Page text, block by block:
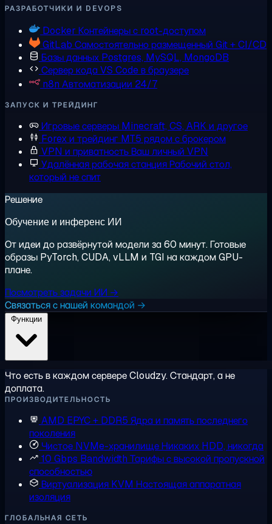
РАЗРАБОТЧИКИ И DEVOPS
Docker Контейнеры с root-доступом
GitLab Самостоятельно размещенный Git + CI/CD
Базы данных Postgres, MySQL, MongoDB
Сервер кодаVS Code в браузере
n8n Автоматизации 24/7
ЗАПУСК И ТРЕЙДИНГ
Игровые серверы Minecraft, CS, ARK и другое
Forex и трейдинг MT5 рядом с брокером
VPN и приватностьВаш личный VPN
Удалённая рабочая станцияРабочий стол,
который не спит
Решение
Обучение и инференс ИИ
От идеи до развёрнутой модели за 60 минут. Готовые
образы PyTorch, CUDA, vLLM и TGI на каждом GPU-
плане.
Посмотреть задачи ИИ →
Связаться с нашей командой →
Что есть в каждом сервере Cloudzy. Стандарт, а не
доплата.
ПРОИЗВОДИТЕЛЬНОСТЬ
AMD EPYC + DDR5 Ядра и память последнего
поколения
Чистое NVMe-хранилищеНикаких HDD, никогда
10 Gbps Bandwidth Тарифы с высокой пропускной
способностью
Виртуализация KVM Настоящая аппаратная
изоляция
ГЛОБАЛЬНАЯ СЕТЬ